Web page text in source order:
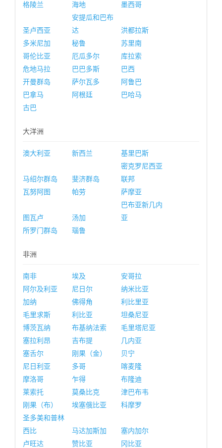
格陵兰
海地 墨西哥
圣卢西亚
安提瓜和巴布
达
洪都拉斯
多米尼加
秘鲁
苏里南
哥伦比亚
厄瓜多尔
库拉索
危地马拉
巴巴多斯
巴西
开曼群岛
萨尔瓦多
阿鲁巴
巴拿马
阿根廷
巴哈马
古巴
大洋洲
澳大利亚 新西兰 基里巴斯
马绍尔群岛 斐济群岛
密克罗尼西亚
联邦
瓦努阿图
帕劳 萨摩亚
图瓦卢 汤加
巴布亚新几内
亚
所罗门群岛
瑙鲁
非洲
南非 埃及
安哥拉
阿尔及利亚
尼日尔
纳米比亚
加纳
佛得角
利比里亚
毛里求斯
利比亚
坦桑尼亚
博茨瓦纳
布基纳法索
毛里塔尼亚
塞拉利昂
吉布提
几内亚
塞舌尔
刚果（金）
贝宁
尼日利亚
多哥
喀麦隆
摩洛哥
乍得
布隆迪
莱索托
莫桑比克
津巴布韦
刚果（布）
埃塞俄比亚
科摩罗
圣多美和普林
西比
马达加斯加
塞内加尔
卢旺达
赞比亚 冈比亚